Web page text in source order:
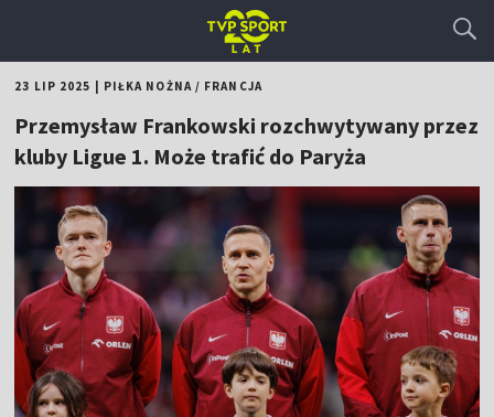
23 LIP 2025 PIŁKA NOŻNA/ FRANCJA
Przemysław Frankowski rozchwytywany przez
kluby Ligue 1. Może trafić do Paryża